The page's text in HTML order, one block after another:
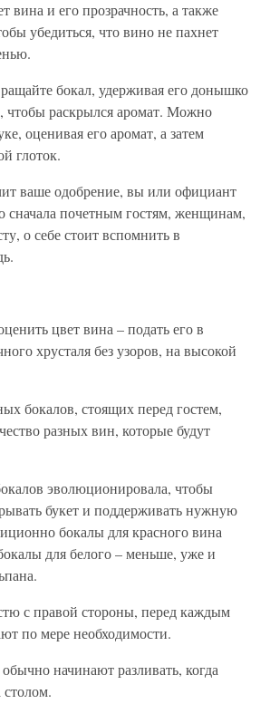
вина и его прозрачность, а также
убедиться, что вино не пахнет
бокал, удерживая его донышко
чтобы раскрылся аромат. Можно
оценивая его аромат, а затем
глоток.
ваше одобрение, вы или официант
сначала почетным гостям, женщинам,
о себе стоит вспомнить в
цвет вина – подать его в
хрусталя без узоров, на высокой
бокалов, стоящих перед гостем,
разных вин, которые будут
эволюционировала, чтобы
букет и поддерживать нужную
бокалы для красного вина
для белого – меньше, уже и
с правой стороны, перед каждым
по мере необходимости.
начинают разливать, когда
столом.